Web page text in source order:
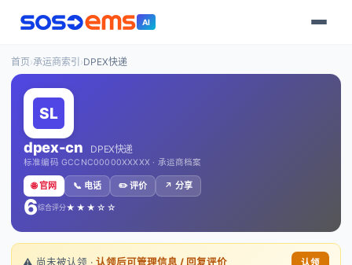
AI
首页›承运商索引 ›DPEX快递
dpex-cn DPEX快递
标准编码 GCCNC00000XXXXX · 承运商档案
🌐 官网 📞 电话 ✏️ 评价 ↗️ 分享
6综合评分★★★☆☆
⚠️ 尚未被认领 · 认领后可管理信息 / 回复评价 认领